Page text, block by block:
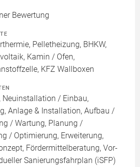
Bewertung
Pelletheizung, BHKW,
Kamin / Ofen,
KFZ Wallboxen
Neuinstallation / Einbau,
Anlage & Installation, Aufbau /
/ Wartung, Planung /
/ Optimierung, Erweiterung,
Fördermittelberatung, Vor-
Sanierungsfahrplan (iSFP)